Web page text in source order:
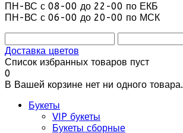
ПН-ВС с 08-00 до 22-00 по ЕКБ
ПН-ВС с 06-00 до 20-00 по МСК
Доставка цветов
Список избранных товаров пуст
0
В Вашей корзине нет ни одного товара.
Букеты
VIP букеты
Букеты сборные